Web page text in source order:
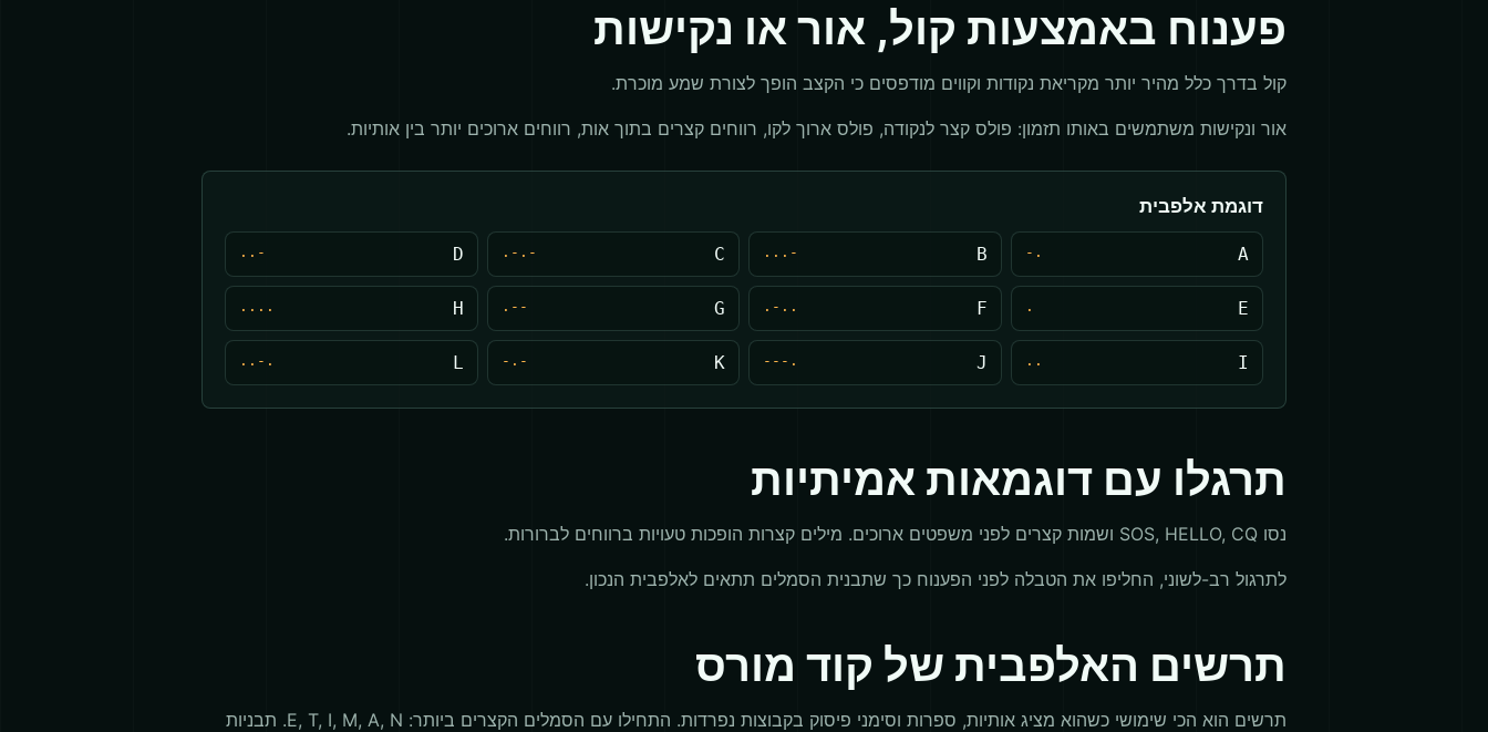
פענוח באמצעות קול, אור או נקישות
קול בדרך כלל מהיר יותר מקריאת נקודות וקווים מודפסים כי הקצב הופך לצורת שמע מוכרת.
אור ונקישות משתמשים באותו תזמון: פולס קצר לנקודה, פולס ארוך לקו, רווחים קצרים בתוך אות, רווחים ארוכים יותר בין אותיות.
דוגמת אלפבית
A
.-
B
-...
C
-.-.
D
-..
E
.
F
..-.
G
--.
H
....
I
..
J
.---
K
-.-
L
.-..
תרגלו עם דוגמאות אמיתיות
נסו SOS, HELLO, CQ ושמות קצרים לפני משפטים ארוכים. מילים קצרות הופכות טעויות ברווחים לברורות.
לתרגול רב-לשוני, החליפו את הטבלה לפני הפענוח כך שתבנית הסמלים תתאים לאלפבית הנכון.
תרשים האלפבית של קוד מורס
תרשים הוא הכי שימושי כשהוא מציג אותיות, ספרות וסימני פיסוק בקבוצות נפרדות. התחילו עם הסמלים הקצרים ביותר: E, T, I, M, A, N. תבניות